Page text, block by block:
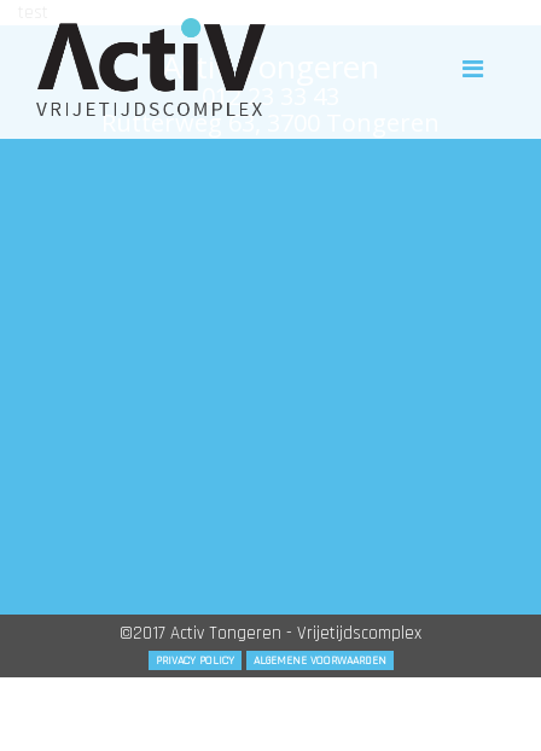
Activ Tongeren
012 23 33 43
Rutterweg 63, 3700 Tongeren
©2017 Activ Tongeren - Vrijetijdscomplex
PRIVACY POLICY ALGEMENE VOORWAARDEN